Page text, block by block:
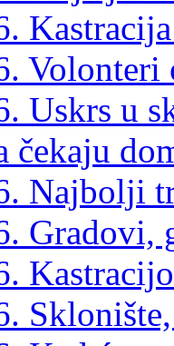
Volonteri
Uskrs u
čekaju
Najbolji
Gradovi,